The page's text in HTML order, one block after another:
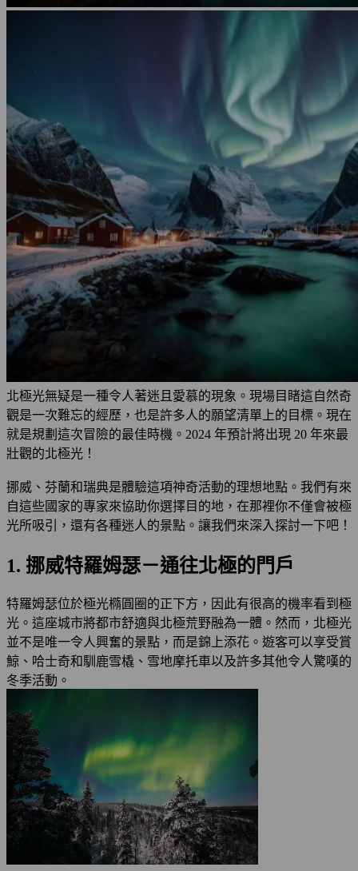
北極光無疑是一種令人著迷且愛慕的現象。現場目睹這自然奇
觀是一次難忘的經歷，也是許多人的願望清單上的目標。現在
就是規劃這次冒險的最佳時機。2024 年預計將出現 20 年來最
壯觀的北極光！
挪威、芬蘭和瑞典是體驗這項神奇活動的理想地點。我們有來
自這些國家的專家來協助你選擇目的地，在那裡你不僅會被極
光所吸引，還有各種迷人的景點。讓我們來深入探討一下吧！
1. 挪威特羅姆瑟－通往北極的門戶
特羅姆瑟位於極光橢圓圈的正下方，因此有很高的機率看到極
光。這座城市將都市舒適與北極荒野融為一體。然而，北極光
並不是唯一令人興奮的景點，而是錦上添花。遊客可以享受賞
鯨、哈士奇和馴鹿雪橇、雪地摩托車以及許多其他令人驚嘆的
冬季活動。